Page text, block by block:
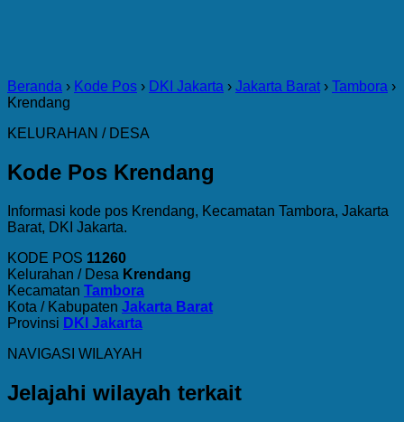
Beranda › Kode Pos › DKI Jakarta › Jakarta Barat › Tambora ›
Krendang
KELURAHAN / DESA
Kode Pos Krendang
Informasi kode pos Krendang, Kecamatan Tambora, Jakarta
Barat, DKI Jakarta.
KODE POS 11260
Kelurahan / Desa Krendang
Kecamatan Tambora
Kota / Kabupaten Jakarta Barat
Provinsi DKI Jakarta
NAVIGASI WILAYAH
Jelajahi wilayah terkait